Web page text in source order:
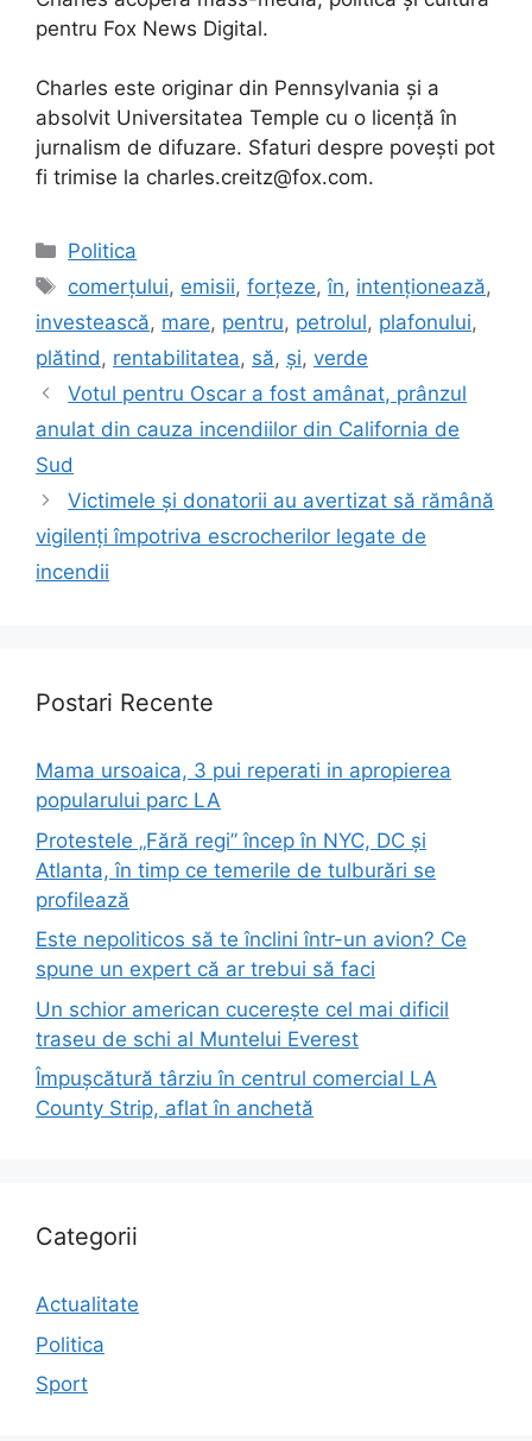
pentru Fox News Digital.
Charles este originar din Pennsylvania și a
absolvit Universitatea Temple cu o licență în
jurnalism de difuzare. Sfaturi despre povești pot
fi trimise la charles.creitz@fox.com.
Categories
Politica
Tags
comerțului, emisii,forțeze,în, intenționează,
investească, mare, pentru, petrolul, plafonului,
plătind, rentabilitatea, să, și, verde
Votul pentru Oscar a fost amânat, prânzul
anulat din cauza incendiilor din California de
Sud
Victimele și donatorii au avertizat să rămână
vigilenți împotriva escrocherilor legate de
incendii
Postari Recente
Mama ursoaica, 3 pui reperati in apropierea
popularului parc LA
Protestele „Fără regi” încep în NYC, DC și
Atlanta, în timp ce temerile de tulburări se
profilează
Este nepoliticos să te înclini într-un avion? Ce
spune un expert că ar trebui să faci
Un schior american cucerește cel mai dificil
traseu de schi al Muntelui Everest
Împușcătură târziu în centrul comercial LA
County Strip, aflat în anchetă
Categorii
Actualitate
Politica
Sport